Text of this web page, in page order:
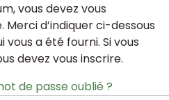
vous devez vous
d’indiquer ci-dessous
a été fourni. Si vous
devez vous inscrire.
de passe oublié ?